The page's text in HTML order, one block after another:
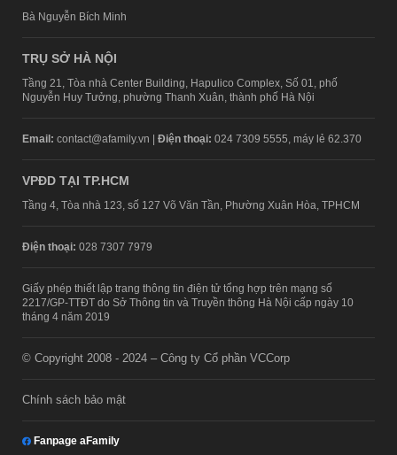
Bà Nguyễn Bích Minh
TRỤ SỞ HÀ NỘI
Tầng 21, Tòa nhà Center Building, Hapulico Complex, Số 01, phố
Nguyễn Huy Tưởng, phường Thanh Xuân, thành phố Hà Nội
Email: contact@afamily.vn | Điện thoại: 024 7309 5555, máy lẻ 62.370
VPĐD TẠI TP.HCM
Tầng 4, Tòa nhà 123, số 127 Võ Văn Tần, Phường Xuân Hòa, TPHCM
Điện thoại: 028 7307 7979
Giấy phép thiết lập trang thông tin điện tử tổng hợp trên mạng số
2217/GP-TTĐT do Sở Thông tin và Truyền thông Hà Nội cấp ngày 10
tháng 4 năm 2019
© Copyright 2008 - 2024 – Công ty Cổ phần VCCorp
Chính sách bảo mật
Fanpage aFamily